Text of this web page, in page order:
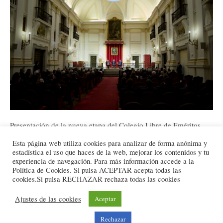
Presentación de la nueva etapa del Colegio Libre de Eméritos
02-
26
|Política de cookies
Esta página web utiliza cookies para analizar de forma anónima y
estadística el uso que haces de la web, mejorar los contenidos y tu
experiencia de navegación. Para más información accede a la
Política de Cookies. Si pulsa ACEPTAR acepta todas las
cookies.Si pulsa RECHAZAR rechaza todas las cookies
Ajustes de las cookies Aceptar
Rechazar